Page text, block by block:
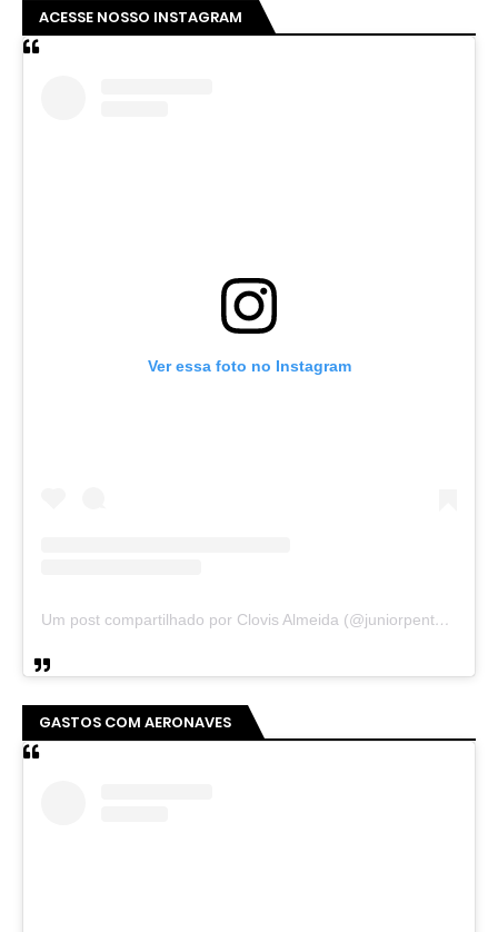
ACESSE NOSSO INSTAGRAM
Ver essa foto no Instagram
Um post compartilhado por Clovis Almeida (@juniorpentecoste01)
GASTOS COM AERONAVES